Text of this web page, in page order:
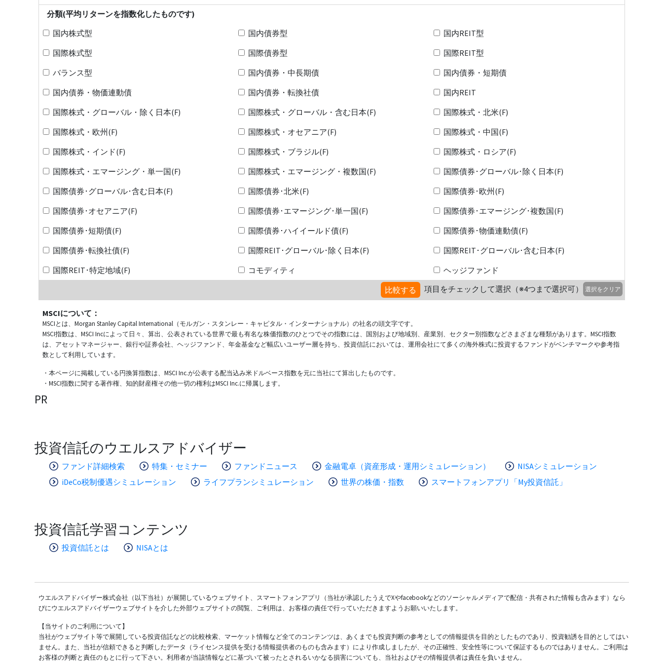
分類(平均リターンを指数化したものです)
国内株式型
国内債券型
国内REIT型
国際株式型
国際債券型
国際REIT型
バランス型
国内債券・中長期債
国内債券・短期債
国内債券・物価連動債
国内債券・転換社債
国内REIT
国際株式・グローバル・除く日本(F)
国際株式・グローバル・含む日本(F)
国際株式・北米(F)
国際株式・欧州(F)
国際株式・オセアニア(F)
国際株式・中国(F)
国際株式・インド(F)
国際株式・ブラジル(F)
国際株式・ロシア(F)
国際株式・エマージング・単一国(F)
国際株式・エマージング・複数国(F)
国際債券･グローバル･除く日本(F)
国際債券･グローバル･含む日本(F)
国際債券･北米(F)
国際債券･欧州(F)
国際債券･オセアニア(F)
国際債券･エマージング･単一国(F)
国際債券･エマージング･複数国(F)
国際債券･短期債(F)
国際債券･ハイイールド債(F)
国際債券･物価連動債(F)
国際債券･転換社債(F)
国際REIT･グローバル･除く日本(F)
国際REIT･グローバル･含む日本(F)
国際REIT･特定地域(F)
コモディティ
ヘッジファンド
比較する
項目をチェックして選択（※4つまで選択可） 選択をクリア
MSCIについて：
MSCIとは、Morgan Stanley Capital International（モルガン・スタンレー・キャピタル・インターナショナル）の社名の頭文字です。
MSCI指数は、MSCI Incによって日々、算出、公表されている世界で最も有名な株価指数のひとつでその指数には、国別および地域別、産業別、セクター別指数などさまざまな種類があります。MSCI指数
は、アセットマネージャー、銀行や証券会社、ヘッジファンド、年金基金など幅広いユーザー層を持ち、投資信託においては、運用会社にて多くの海外株式に投資するファンドがベンチマークや参考指
数として利用しています。
・本ページに掲載している円換算指数は、MSCI Inc.が公表する配当込み米ドルベース指数を元に当社にて算出したものです。
・MSCI指数に関する著作権、知的財産権その他一切の権利はMSCI Inc.に帰属します。
PR
投資信託のウエルスアドバイザー
ファンド詳細検索 特集・セミナー ファンドニュース 金融電卓（資産形成・運用シミュレーション）
NISAシミュレーション
iDeCo税制優遇シミュレーション
ライフプランシミュレーション 世界の株価・指数 スマートフォンアプリ「My投資信託」
投資信託学習コンテンツ
投資信託とは NISAとは
ウエルスアドバイザー株式会社（以下当社）が展開しているウェブサイト、スマートフォンアプリ（当社が承認したうえでXやfacebookなどのソーシャルメディアで配信・共有された情報も含みます）なら
びにウエルスアドバイザーウェブサイトを介した外部ウェブサイトの閲覧、ご利用は、お客様の責任で行っていただきますようお願いいたします。
【当サイトのご利用について】
当社がウェブサイト等で展開している投資信託などの比較検索、マーケット情報など全てのコンテンツは、あくまでも投資判断の参考としての情報提供を目的としたものであり、投資勧誘を目的としてはい
ません。また、当社が信頼できると判断したデータ（ライセンス提供を受ける情報提供者のものも含みます）により作成しましたが、その正確性、安全性等について保証するものではありません。ご利用は
お客様の判断と責任のもとに行って下さい。利用者が当該情報などに基づいて被ったとされるいかなる損害についても、当社およびその情報提供者は責任を負いません。